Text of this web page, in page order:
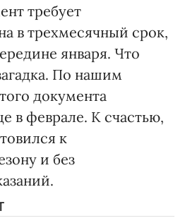
требует
в трехмесячный срок,
января. Что
По нашим
документа
в феврале. К счастью,
к
и без